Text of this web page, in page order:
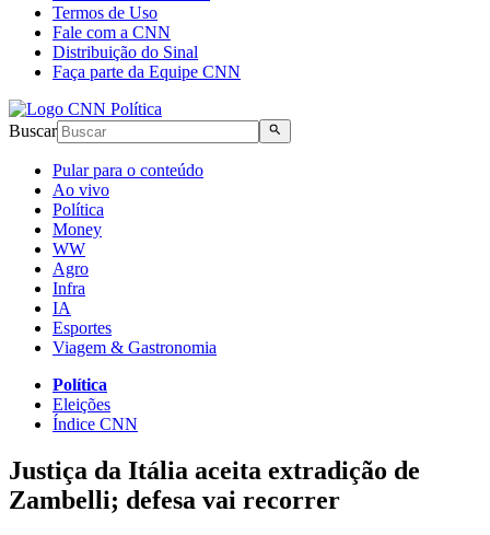
Termos de Uso
Fale com a CNN
Distribuição do Sinal
Faça parte da Equipe CNN
Buscar
Pular para o conteúdo
Ao vivo
Política
Money
WW
Agro
Infra
IA
Esportes
Viagem & Gastronomia
Política
Eleições
Índice CNN
Justiça da Itália aceita extradição de
Zambelli; defesa vai recorrer